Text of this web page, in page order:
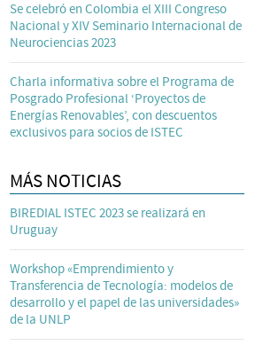
Se celebró en Colombia el XIII Congreso
Nacional y XIV Seminario Internacional de
Neurociencias 2023
Charla informativa sobre el Programa de
Posgrado Profesional ‘Proyectos de
Energías Renovables’, con descuentos
exclusivos para socios de ISTEC
MÁS NOTICIAS
BIREDIAL ISTEC 2023 se realizará en
Uruguay
Workshop «Emprendimiento y
Transferencia de Tecnología: modelos de
desarrollo y el papel de las universidades»
de la UNLP